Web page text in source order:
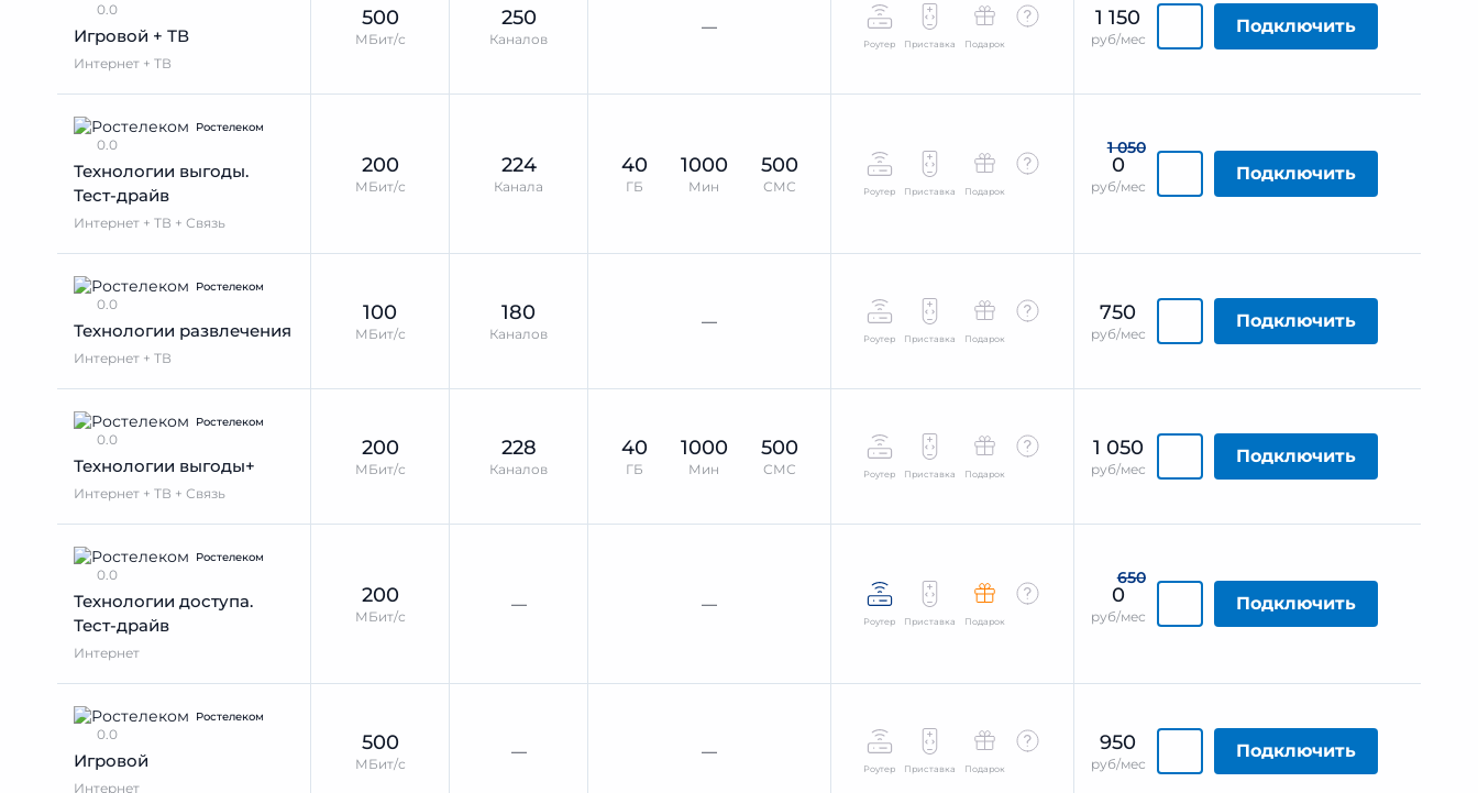
0.0
Игровой + ТВ
Интернет + ТВ
500
МБит/с
250
Каналов
—
Роутер Приставка Подарок
1 150
руб/мес
Подключить
Ростелеком
0.0
Технологии выгоды.
Тест-драйв
Интернет + ТВ + Связь
200
МБит/с
224
Канала
40
ГБ
1000
Мин
500
СМС Роутер Приставка Подарок
1 050
0
руб/мес
Подключить
Ростелеком
0.0
Технологии развлечения
Интернет + ТВ
100
МБит/с
180
Каналов
—
Роутер Приставка Подарок
750
руб/мес
Подключить
Ростелеком
0.0
Технологии выгоды+
Интернет + ТВ + Связь
200
МБит/с
228
Каналов
40
ГБ
1000
Мин
500
СМС Роутер Приставка Подарок
1 050
руб/мес
Подключить
Ростелеком
0.0
Технологии доступа.
Тест-драйв
Интернет
200
МБит/с
— —
Роутер Приставка Подарок
650
0
руб/мес
Подключить
Ростелеком
0.0
Игровой
Интернет
500
МБит/с
— —
Роутер Приставка Подарок
950
руб/мес
Подключить